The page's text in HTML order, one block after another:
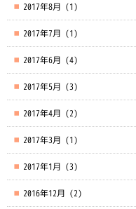
2017年8月 (1)
2017年7月 (1)
2017年6月 (4)
2017年5月 (3)
2017年4月 (2)
2017年3月 (1)
2017年1月 (3)
2016年12月 (2)